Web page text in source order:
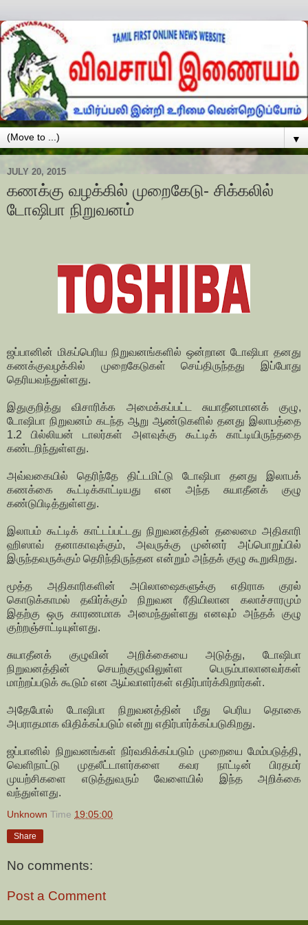
▼
JULY 20, 2015
கணக்கு வழக்கில் முறைகேடு- சிக்கலில்
டோஷிபா நிறுவனம்
ஜப்பானின் மிகப்பெரிய நிறுவனங்களில் ஒன்றான டோஷிபா தனது
கணக்குவழக்கில் முறைகேடுகள் செய்திருந்தது இப்போது
தெரியவந்துள்ளது.
இதுகுறித்து விசாரிக்க அமைக்கப்பட்ட சுயாதீனமானக் குழு,
டோஷிபா நிறுவனம் கடந்த ஆறு ஆண்டுகளில் தனது இலாபத்தை
1.2 பில்லியன் டாலர்கள் அளவுக்கு கூட்டிக் காட்டியிருந்ததை
கண்டறிந்துள்ளது.
அவ்வகையில் தெரிந்தே திட்டமிட்டு டோஷிபா தனது இலாபக்
கணக்கை கூட்டிக்காட்டியது என அந்த சுயாதீனக் குழு
கண்டுபிடித்துள்ளது.
இலாபம் கூட்டிக் காட்டப்பட்டது நிறுவனத்தின் தலைமை அதிகாரி
ஹிஸாவ் தனாகாவுக்கும், அவருக்கு முன்னர் அப்பொறுப்பில்
இருந்தவருக்கும் தெரிந்திருந்தன என்றும் அந்தக் குழு கூறுகிறது.
மூத்த அதிகாரிகளின் அபிலாஷைகளுக்கு எதிராக குரல்
கொடுக்காமல் தவிர்க்கும் நிறுவன ரீதியிலான கலாச்சாரமும்
இதற்கு ஒரு காரணமாக அமைந்துள்ளது எனவும் அந்தக் குழு
குற்றஞ்சாட்டியுள்ளது.
சுயாதீனக் குழுவின் அறிக்கையை அடுத்து, டோஷிபா
நிறுவனத்தின் செயற்குழுவிலுள்ள பெரும்பாலானவர்கள்
மாற்றப்படுக் கூடும் என ஆய்வாளர்கள் எதிர்பார்க்கிறார்கள்.
அதேபோல் டோஷிபா நிறுவனத்தின் மீது பெரிய தொகை
அபராதமாக விதிக்கப்படும் என்று எதிர்பார்க்கப்படுகிறது.
ஜப்பானில் நிறுவனங்கள் நிர்வகிக்கப்படும் முறையை மேம்படுத்தி,
வெளிநாட்டு முதலீட்டாளர்களை கவர நாட்டின் பிரதமர்
முயற்சிகளை எடுத்துவரும் வேளையில் இந்த அறிக்கை
வந்துள்ளது.
Unknown Time 19:05:00
Share
No comments:
Post a Comment